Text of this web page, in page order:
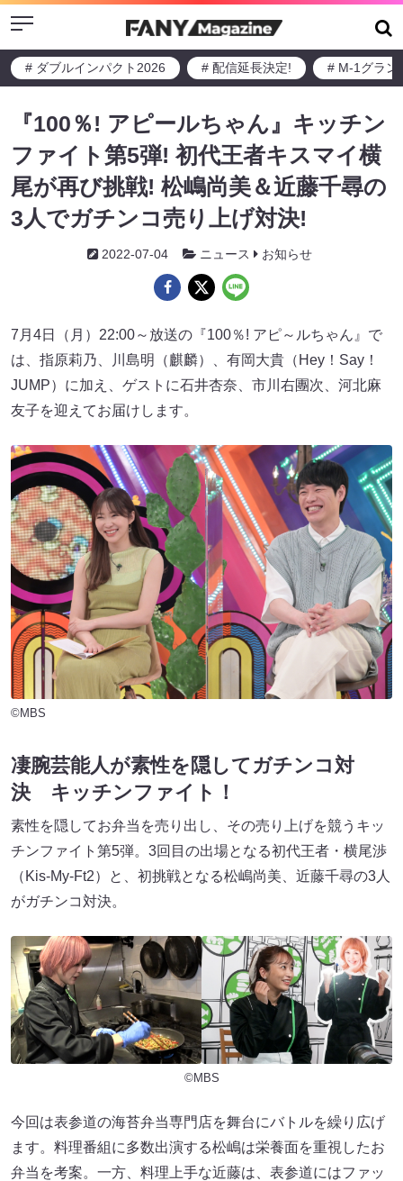
Menu
# ダブルインパクト2026 # 配信延長決定! # M-1グラン
『100％! アピールちゃん』キッチン
ファイト第5弾! 初代王者キスマイ横
尾が再び挑戦! 松嶋尚美＆近藤千尋の
3人でガチンコ売り上げ対決!
2022-07-04 ニュース お知らせ
7月4日（月）22:00～放送の『100％! アピ～ルちゃん』で
は、指原莉乃、川島明（麒麟）、有岡大貴（Hey！Say！
JUMP）に加え、ゲストに石井杏奈、市川右團次、河北麻
友子を迎えてお届けします。
©MBS
凄腕芸能人が素性を隠してガチンコ対
決 キッチンファイト！
素性を隠してお弁当を売り出し、その売り上げを競うキッ
チンファイト第5弾。3回目の出場となる初代王者・横尾渉
（Kis-My-Ft2）と、初挑戦となる松嶋尚美、近藤千尋の3人
がガチンコ対決。
©MBS
今回は表参道の海苔弁当専門店を舞台にバトルを繰り広げ
ます。料理番組に多数出演する松嶋は栄養面を重視したお
弁当を考案。一方、料理上手な近藤は、表参道にはファッ